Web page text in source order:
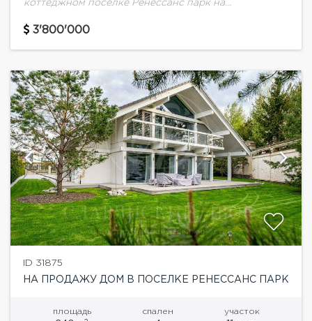
коттеджном посёлке Ренессанс парк на
части посёлка. Фасад выполнен из натурального
3'800'000
ID 31875
НА ПРОДАЖУ ДОМ В ПОСЕЛКЕ РЕНЕССАНС ПАРК
площадь спален участок